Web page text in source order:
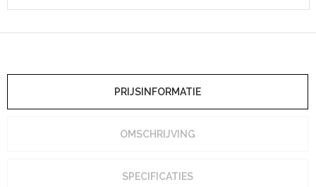
PRIJSINFORMATIE
OMSCHRIJVING
SPECIFICATIES